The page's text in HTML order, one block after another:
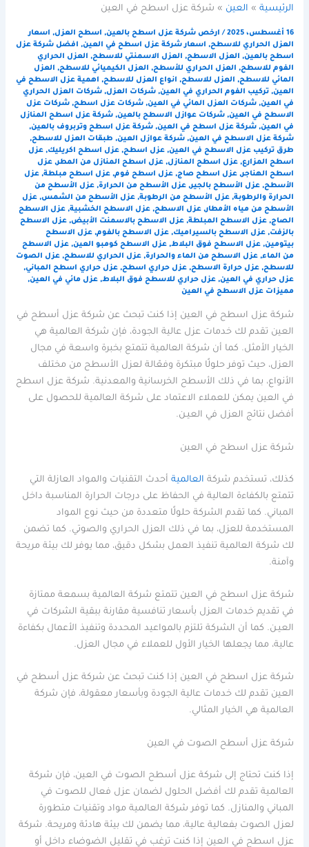
الرئيسية العين شركة عزل اسطح في العين
16 أغسطس، 2025 / ارخص شركة عزل اسطح بالعين, اسطح العزل, اسعار
العزل الحراري للاسطح, اسعار شركة عزل اسطح في العين, افضل شركة عزل
اسطح بالعين, العزل الاسطح, العزل الاسمنتي للاسطح, العزل الحراري
الفوم للاسطح, العزل الحراري للأسطح, العزل الكيميائي للاسطح, العزل
المائي للاسطح, العزل للاسطح, انواع العزل للاسطح, اهمية عزل الاسطح في
العين,تركيب الفوم الحراري في العين,شركات العزل,شركات العزل الحراري
في العين,شركات العزل المائي في العين,شركات عزل اسطح,شركات عزل
الاسطح في العين,شركات عوازل الاسطح بالعين,شركة عزل اسطح المنازل
في العين,شركة عزل اسطح في العين,شركة عزل اسطح وتربروف بالعين,
شركة عزل الاسطح في العين,شركة عوازل العين, طبقات العزل للاسطح,
طرق تركيب عزل الاسطح في العين,عزل اسطح,عزل اسطح اكريليك,عزل
اسطح المزارع,عزل اسطح المنازل,عزل اسطح المنازل من المطر,عزل
اسطح الهناجر,عزل اسطح صاج,عزل اسطح فوم,عزل اسطح مبلطة,عزل
الأسطح,عزل الأسطح بالجير,عزل الأسطح من الحرارة,عزل الأسطح من
الحرارة والرطوبة,عزل الأسطح من الرطوبة,عزل الأسطح من الشمس,عزل
الأسطح من مياه الأمطار,عزل الاسطح,عزل الاسطح الخشبية,عزل الاسطح
الصاج,عزل الاسطح المبلطة,عزل الاسطح بالاسمنت الأبيض,عزل الاسطح
بالزفت,عزل الاسطح بالسيراميك,عزل الاسطح بالفوم,عزل الاسطح
بيتومين,عزل الاسطح فوق البلاط,عزل الاسطح كومبو العين,عزل الاسطح
من الماء,عزل الاسطح من الماء والحرارة,عزل الحراري للاسطح,عزل الصوت
للاسطح,عزل حرارة الاسطح,عزل حراري اسطح,عزل حراري اسطح المباني,
عزل حراري في العين,عزل حراري للاسطح فوق البلاط,عزل مائي في العين,
مميزات عزل الاسطح في العين
شركة عزل اسطح في العين إذا كنت تبحث عن شركة عزل أسطح في
العين تقدم لك خدمات عزل عالية الجودة، فإن شركة العالمية هي
الخيار الأمثل. كما أن شركة العالمية تتمتع بخبرة واسعة في مجال
العزل، حيث توفر حلولًا مبتكرة وفعّالة لعزل الأسطح من مختلف
الأنواع، بما في ذلك الأسطح الخرسانية والمعدنية. شركة عزل اسطح
في العين يمكن للعملاء الاعتماد على شركة العالمية للحصول على
أفضل نتائج العزل في العيـن.
شركة عزل اسطح في العين
كذلك، تستخدم شركة العالمية أحدث التقنيات والمواد العازلة التي
تتمتع بالكفاءة العالية في الحفاظ على درجات الحرارة المناسبة داخل
المباني. كما تقدم الشركة حلولًا متعددة من حيث نوع المواد
المستخدمة للعزل، بما في ذلك العزل الحراري والصوتي. كما تضمن
لك شركة العالمية تنفيذ العمل بشكل دقيق، مما يوفر لك بيئة مريحة
وآمنة.
شركة عزل اسطح في العين تتمتع شركة العالمية بسمعة ممتازة
في تقديم خدمات العزل بأسعار تنافسية مقارنة ببقية الشركات في
العيـن. كما أن الشركة تلتزم بالمواعيد المحددة وتنفيذ الأعمال بكفاءة
عالية، مما يجعلها الخيار الأول للعملاء في مجال العزل.
شركة عزل اسطح في العين إذا كنت تبحث عن شركة عزل أسطح في
العين تقدم لك خدمات عالية الجودة وبأسعار معقولة، فإن شركة
العالمية هي الخيار المثالي.
شركة عزل أسطح الصوت في العين
إذا كنت تحتاج إلى شركة عزل أسطح الصوت في العين، فإن شركة
العالمية تقدم لك أفضل الحلول لضمان عزل فعال للصوت في
المباني والمنازل. كما توفر شركة العالمية مواد وتقنيات متطورة
لعزل الصوت بفعالية عالية، مما يضمن لك بيئة هادئة ومريحة. شركة
عزل اسطح في العين إذا كنت ترغب في تقليل الضوضاء داخل أو